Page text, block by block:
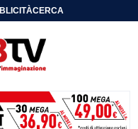
CERCA